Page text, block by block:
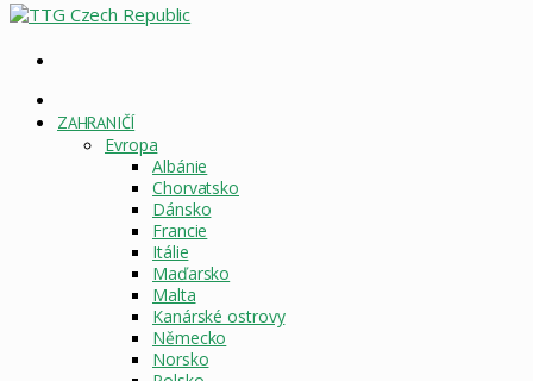
STRÁNKA
ZAHRANIČÍ
Evropa
Albánie
Chorvatsko
Dánsko
Francie
Itálie
Maďarsko
Malta
Kanárské ostrovy
Německo
Norsko